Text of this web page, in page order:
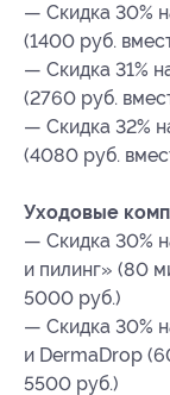
— Скидка 30%
(1400 руб.
— Скидка 31%
(2760 руб.
— Скидка 32%
(4080 руб.
Уходовые
— Скидка 30%
и пилинг» (80
5000 руб.)
— Скидка 30%
и DermaDrop
5500 руб.)